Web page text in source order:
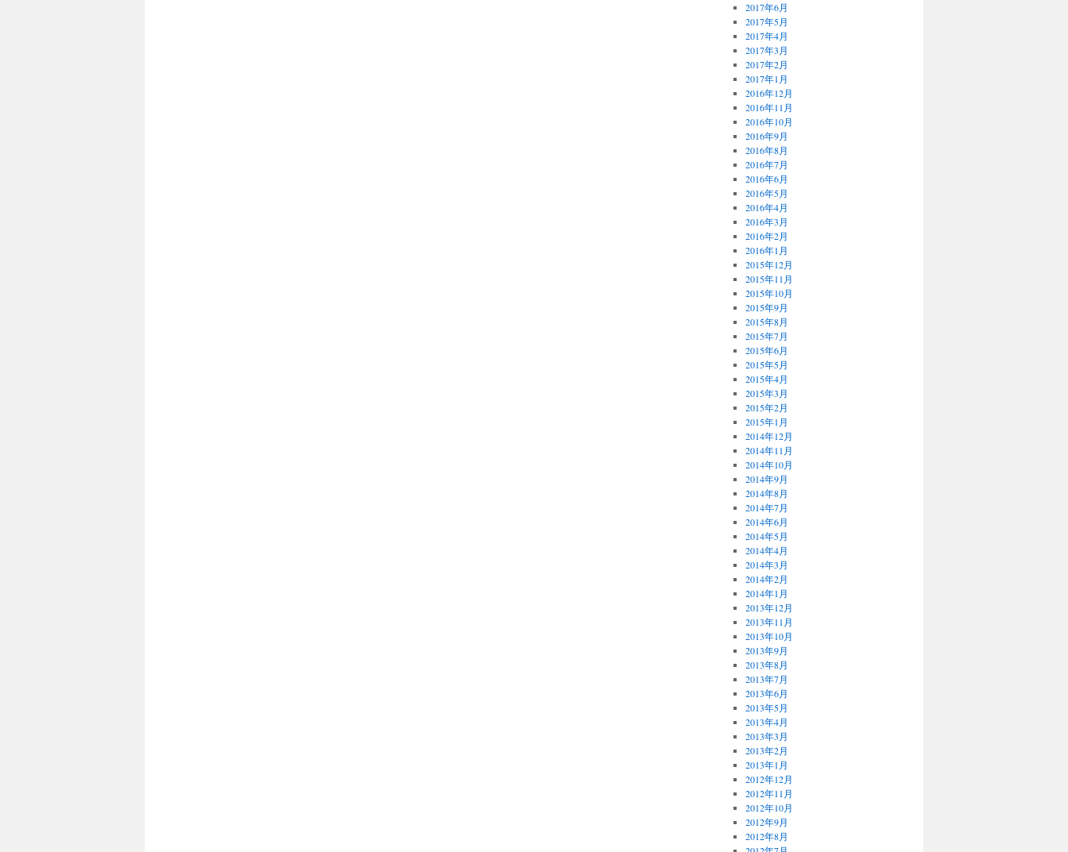
2017年6月
2017年5月
2017年4月
2017年3月
2017年2月
2017年1月
2016年12月
2016年11月
2016年10月
2016年9月
2016年8月
2016年7月
2016年6月
2016年5月
2016年4月
2016年3月
2016年2月
2016年1月
2015年12月
2015年11月
2015年10月
2015年9月
2015年8月
2015年7月
2015年6月
2015年5月
2015年4月
2015年3月
2015年2月
2015年1月
2014年12月
2014年11月
2014年10月
2014年9月
2014年8月
2014年7月
2014年6月
2014年5月
2014年4月
2014年3月
2014年2月
2014年1月
2013年12月
2013年11月
2013年10月
2013年9月
2013年8月
2013年7月
2013年6月
2013年5月
2013年4月
2013年3月
2013年2月
2013年1月
2012年12月
2012年11月
2012年10月
2012年9月
2012年8月